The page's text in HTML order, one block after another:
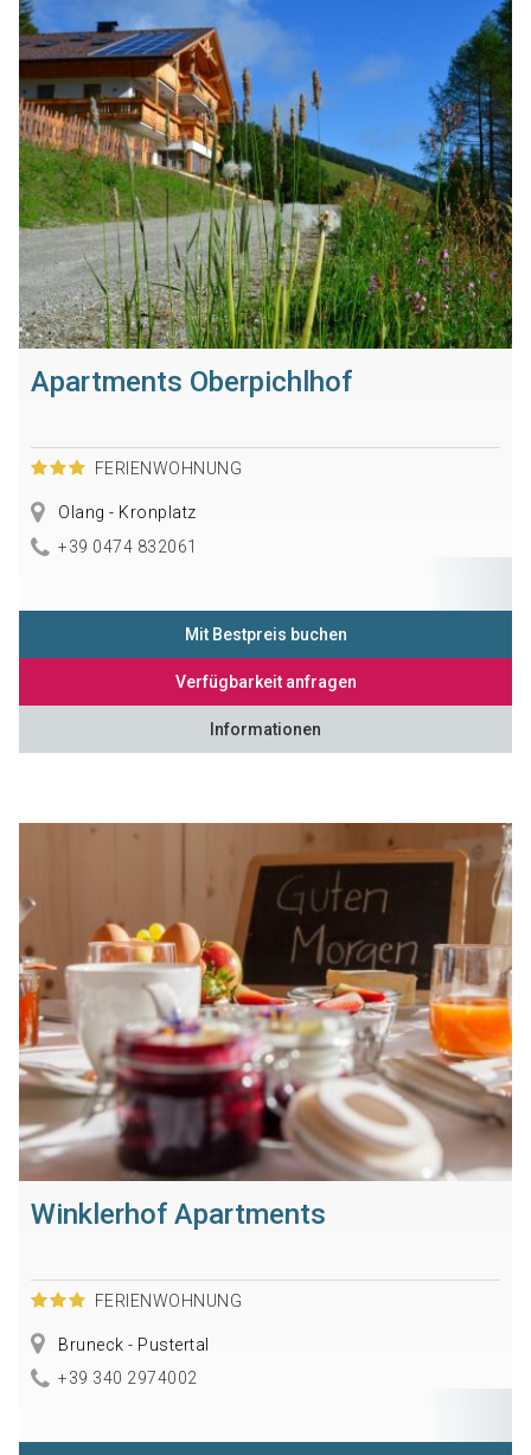
Apartments Oberpichlhof
FERIENWOHNUNG
Olang - Kronplatz
+39 0474 832061
Mit Bestpreis buchen
Verfügbarkeit anfragen
Informationen
Winklerhof Apartments
FERIENWOHNUNG
Bruneck - Pustertal
+39 340 2974002